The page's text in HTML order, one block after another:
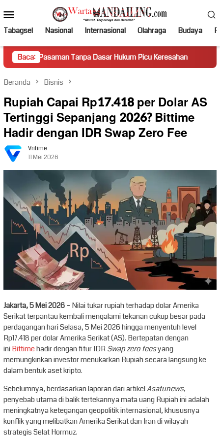
ke
kontenMobile
Tabagsel Nasional Internasional Olahraga Budaya
Baca:
Tanpa Dasar Hukum Picu Keresahan Truk Miring
Beranda Bisnis
Rupiah Capai Rp17.418 per Dolar AS
Tertinggi Sepanjang 2026? Bittime
Hadir dengan IDR Swap Zero Fee
Vritime
11 Mei 2026
Jakarta, 5 Mei 2026 –Nilai tukar rupiah terhadap dolar Amerika
Serikat terpantau kembali mengalami tekanan cukup besar pada
perdagangan hari Selasa, 5 Mei 2026 hingga menyentuh level
Rp17.418 per dolar Amerika Serikat (AS). Bertepatan dengan
iniBittimehadir dengan fitur IDRSwap zero feesyang
memungkinkan investor menukarkan Rupiah secara langsung ke
dalam bentuk aset kripto.
Sebelumnya, berdasarkan laporan dari artikelAsatunews,
penyebab utama di balik tertekannya mata uang Rupiah ini adalah
meningkatnya ketegangan geopolitik internasional, khususnya
konflik yang melibatkan Amerika Serikat dan Iran di wilayah
strategis Selat Hormuz.